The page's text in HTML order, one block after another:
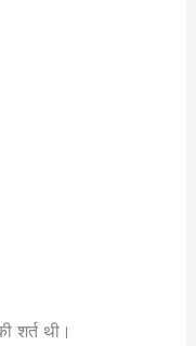
शर्त थी।